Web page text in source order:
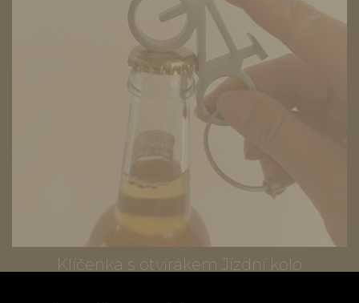
Klíčenka s otvírákem Jízdní kolo